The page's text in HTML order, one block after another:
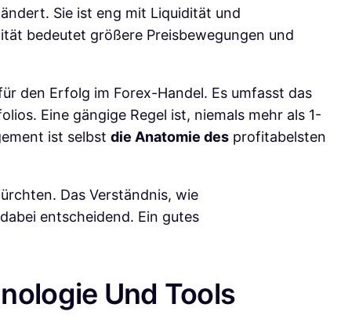
Sie ist eng mit Liquidität und
bedeutet größere Preisbewegungen und
den Erfolg im Forex-Handel. Es umfasst das
Eine gängige Regel ist, niemals mehr als 1-
ist selbst die Anatomie des profitabelsten
Das Verständnis, wie
entscheidend. Ein gutes
Und Tools